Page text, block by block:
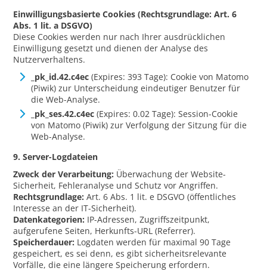
Einwilligungsbasierte Cookies (Rechtsgrundlage: Art. 6
Abs. 1 lit. a DSGVO)
Diese Cookies werden nur nach Ihrer ausdrücklichen
Einwilligung gesetzt und dienen der Analyse des
Nutzerverhaltens.
_pk_id.42.c4ec (Expires: 393 Tage): Cookie von Matomo
(Piwik) zur Unterscheidung eindeutiger Benutzer für
die Web-Analyse.
_pk_ses.42.c4ec (Expires: 0.02 Tage): Session-Cookie
von Matomo (Piwik) zur Verfolgung der Sitzung für die
Web-Analyse.
9. Server-Logdateien
Zweck der Verarbeitung: Überwachung der Website-
Sicherheit, Fehleranalyse und Schutz vor Angriffen.
Rechtsgrundlage: Art. 6 Abs. 1 lit. e DSGVO (öffentliches
Interesse an der IT-Sicherheit).
Datenkategorien: IP-Adressen, Zugriffszeitpunkt,
aufgerufene Seiten, Herkunfts-URL (Referrer).
Speicherdauer: Logdaten werden für maximal 90 Tage
gespeichert, es sei denn, es gibt sicherheitsrelevante
Vorfälle, die eine längere Speicherung erfordern.